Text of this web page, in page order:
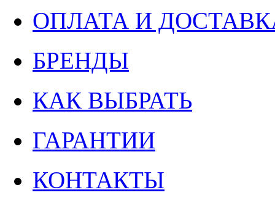
ОПЛАТА И
БРЕНДЫ
КАК ВЫБРАТЬ
ГАРАНТИИ
КОНТАКТЫ